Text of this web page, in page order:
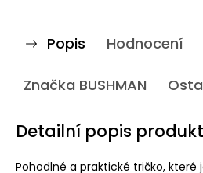
Popis Hodnocení
Značka BUSHMAN
Detailní popis
Pohodlné a praktické tričko, které